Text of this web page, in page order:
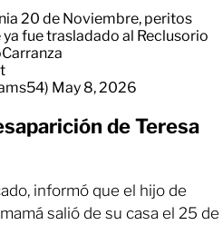
20 de Noviembre, peritos
fue trasladado al Reclusorio
May 8, 2026
de Teresa
informó que el hijo de
salió de su casa el 25 de